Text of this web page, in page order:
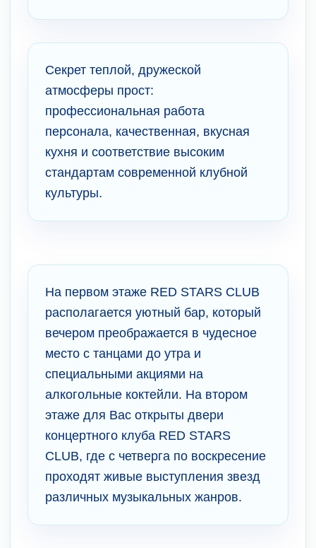
Секрет теплой, дружеской
атмосферы прост:
профессиональная работа
персонала, качественная, вкусная
кухня и соответствие высоким
стандартам современной клубной
культуры.
На первом этаже RED STARS CLUB
располагается уютный бар, который
вечером преображается в чудесное
место с танцами до утра и
специальными акциями на
алкогольные коктейли. На втором
этаже для Вас открыты двери
концертного клуба RED STARS
CLUB, где с четверга по воскресение
проходят живые выступления звезд
различных музыкальных жанров.